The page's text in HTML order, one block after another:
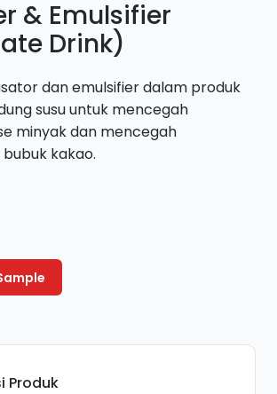
& Emulsifier
Drink)
dan emulsifier dalam produk
susu untuk mencegah
minyak dan mencegah
kakao.
Produk